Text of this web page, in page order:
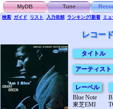
MyDB Tune
検索 ガイド リスト 入力依頼 ランキング/新着 ミ
レコー
タイトル
アーティスト
レーベル
Blue Note
東芝EMI